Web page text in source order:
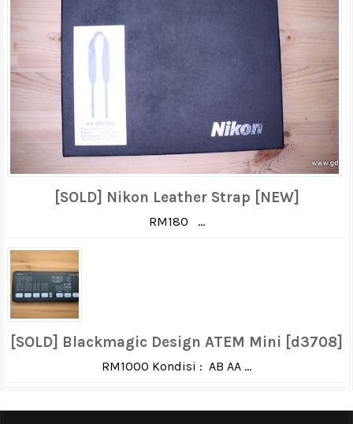
[SOLD] Nikon Leather Strap [NEW]
RM180 ...
[SOLD] Blackmagic Design ATEM Mini [d3708]
RM1000 Kondisi : AB AA ...